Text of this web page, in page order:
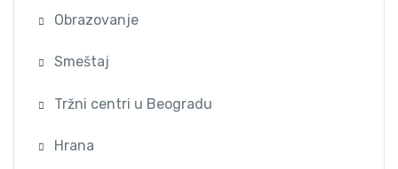
Obrazovanje
Smeštaj
Tržni centri u Beogradu
Hrana